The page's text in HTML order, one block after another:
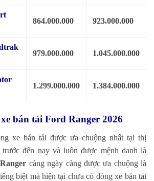
864.000.000 923.000.000
979.000.000 1.045.000.000
1.299.000.000 1.384.000.000
bán tải Ford Ranger 2026
xe bán tải được ưa chuộng nhất tại thị
đến nay và luôn được mệnh danh là
càng ngày càng được ưa chuộng là
biệt mà hiện tại chưa có dòng xe bán tải